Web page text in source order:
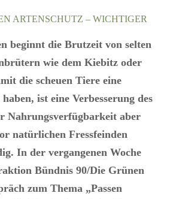
ARTENSCHUTZ – WICHTIGER
beginnt die Brutzeit von selten
wie dem Kiebitz oder
die scheuen Tiere eine
ist eine Verbesserung des
Nahrungsverfügbarkeit aber
natürlichen Fressfeinden
In der vergangenen Woche
Bündnis 90/Die Grünen
zum Thema „Passen